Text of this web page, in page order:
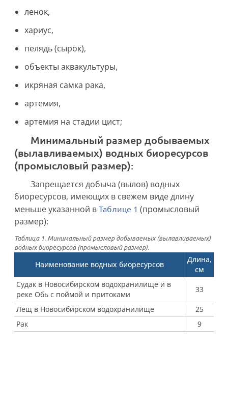
ленок,
хариус,
пелядь (сырок),
объекты аквакультуры,
икряная самка рака,
артемия,
артемия на стадии цист;
минимальный размер добываемых
(вылавливаемых) водных биоресурсов
(промысловый размер):
Запрещается добыча (вылов) водных
биоресурсов, имеющих в свежем виде длину
меньше указанной в Таблице 1 (промысловый
размер):
Таблица 1. Минимальный размер добываемых (вылавливаемых)
водных биоресурсов (промысловый размер).
Наименование водных биоресурсов
Длина,
см
Судак в Новосибирском водохранилище и в
реке Обь с поймой и притоками
33
Лещ в Новосибирском водохранилище
25
Рак
9